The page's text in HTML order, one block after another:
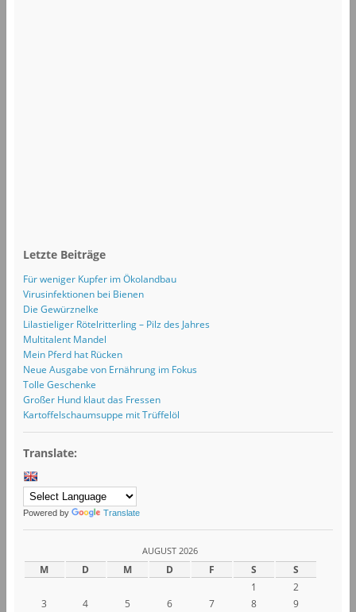
Letzte Beiträge
Für weniger Kupfer im Ökolandbau
Virusinfektionen bei Bienen
Die Gewürznelke
Lilastieliger Rötelritterling – Pilz des Jahres
Multitalent Mandel
Mein Pferd hat Rücken
Neue Ausgabe von Ernährung im Fokus
Tolle Geschenke
Großer Hund klaut das Fressen
Kartoffelschaumsuppe mit Trüffelöl
Translate:
Powered by Translate
AUGUST 2026
M D M D F S S
1
2
3
4 5 6 7 8
9